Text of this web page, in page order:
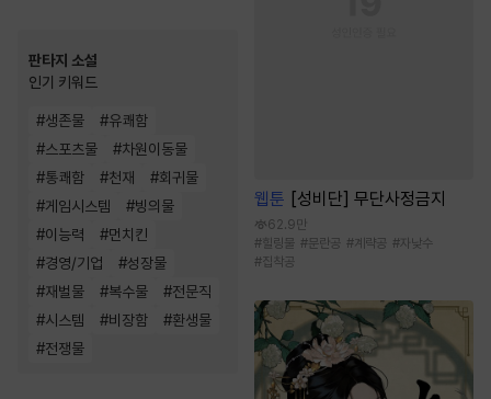
판타지 소설
인기 키워드
#생존물 #유쾌함
#스포츠물 #차원이동물
#통쾌함 #천재 #회귀물
#게임시스템 #빙의물
#이능력 #먼치킨
#경영/기업 #성장물
#재벌물 #복수물 #전문직
#시스템 #비장함 #환생물
#전쟁물
웹툰 [성비단] 무단사정금지
62.9만
#힐링물 #문란공 #계략공 #자낮수
#집착공